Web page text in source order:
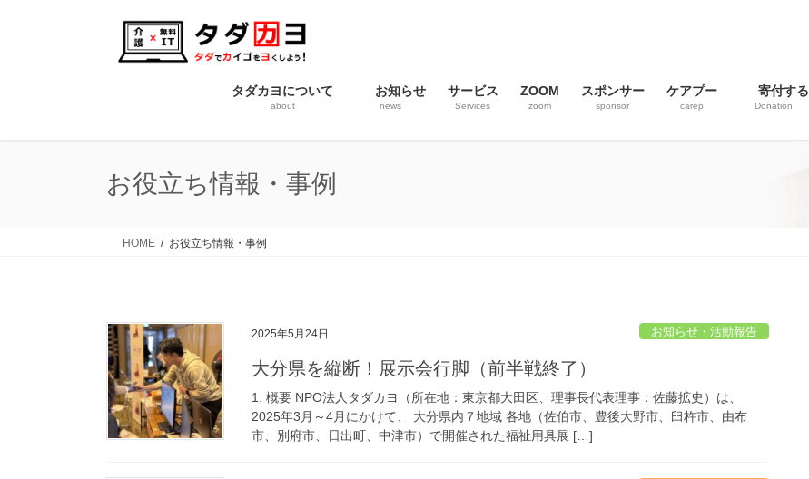
タダカヨについて
about
お知らせ
news
サービス
Services
ZOOM
zoom
スポンサー
sponsor
ケアプー
carep
寄付する
Donation
お役立ち情報・事例
HOME お役立ち情報・事例
2025年5月24日 お知らせ・活動報告
大分県を縦断！展示会行脚（前半戦終了）
1. 概要 NPO法人タダカヨ（所在地：東京都大田区、理事長代表理事：佐藤拡史）は、
2025年3月～4月にかけて、 大分県内７地域 各地（佐伯市、豊後大野市、臼杵市、由布
市、別府市、日出町、中津市）で開催された福祉用具展 […]